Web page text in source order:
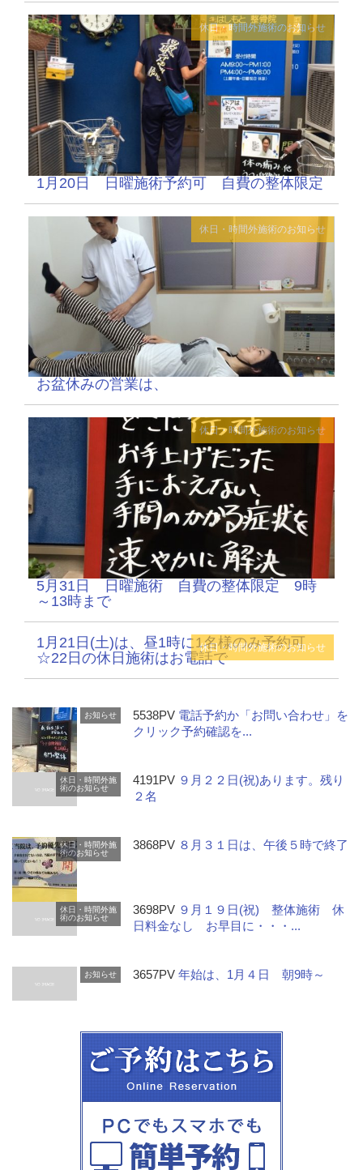
休日・時間外施術のお知らせ
1月20日 日曜施術予約可 自費の整体限定
休日・時間外施術のお知らせ
お盆休みの営業は、
休日・時間外施術のお知らせ
5月31日 日曜施術 自費の整体限定 9時
～13時まで
休日・時間外施術のお知らせ
1月21日(土)は、昼1時に1名様のみ予約可
☆22日の休日施術はお電話で
お知らせ 5538PV 電話予約か「お問い合わせ」を
クリック予約確認を...
休日・時間外施
術のお知らせ
4191PV ９月２２日(祝)あります。残り
２名
休日・時間外施
術のお知らせ
3868PV ８月３１日は、午後５時で終了
休日・時間外施
術のお知らせ
3698PV ９月１９日(祝) 整体施術 休
日料金なし お早目に・・・...
お知らせ 3657PV年始は、1月４日 朝9時～